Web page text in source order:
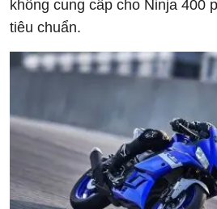
không cung cấp cho Ninja 400
tiêu chuẩn.